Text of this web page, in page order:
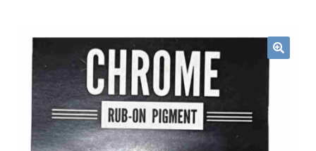
Shop
Blog / DIY / Tutorials
Over mij